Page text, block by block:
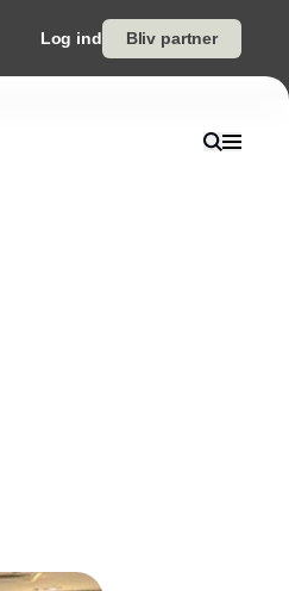
Log ind Bliv partner